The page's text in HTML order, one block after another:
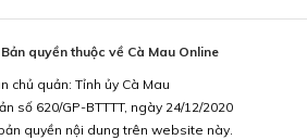
quyền thuộc về Cà Mau Online
chủ quản: Tỉnh ủy Cà Mau
số 620/GP-BTTTT, ngày 24/12/2020
quyền nội dung trên website này.